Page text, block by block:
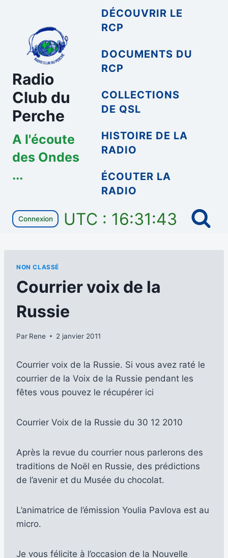
contenu
Radio
Club du
Perche
A l'écoute
des Ondes
...
DÉCOUVRIR LE
RCP
DOCUMENTS DU
RCP
COLLECTIONS
DE QSL
HISTOIRE DE LA
RADIO
ÉCOUTER LA
RADIO
Connexion UTC : 16:31:44
NON CLASSÉ
Courrier voix de la
Russie
Par Rene 2 janvier 2011
Courrier voix de la Russie. Si vous avez raté le
courrier de la Voix de la Russie pendant les
fêtes vous pouvez le récupérer ici
Courrier Voix de la Russie du 30 12 2010
Après la revue du courrier nous parlerons des
traditions de Noël en Russie, des prédictions
de l’avenir et du Musée du chocolat.
L’animatrice de l’émission Youlia Pavlova est au
micro.
Je vous félicite à l’occasion de la Nouvelle